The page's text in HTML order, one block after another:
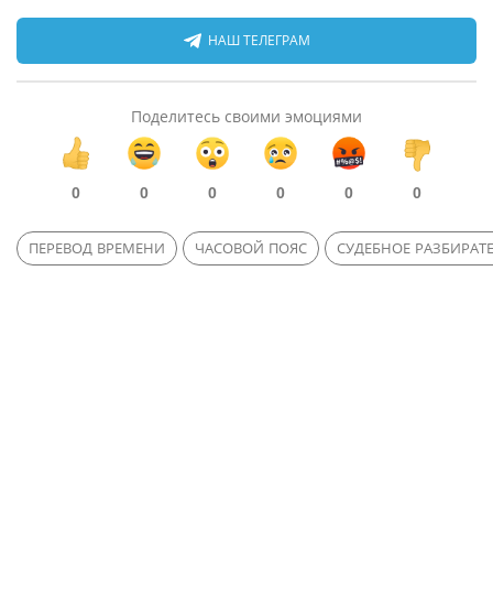
НАШ ТЕЛЕГРАМ
Поделитесь своими эмоциями
0 0 0 0 0 0
ПЕРЕВОД ВРЕМЕНИ ЧАСОВОЙ ПОЯС СУДЕБНОЕ